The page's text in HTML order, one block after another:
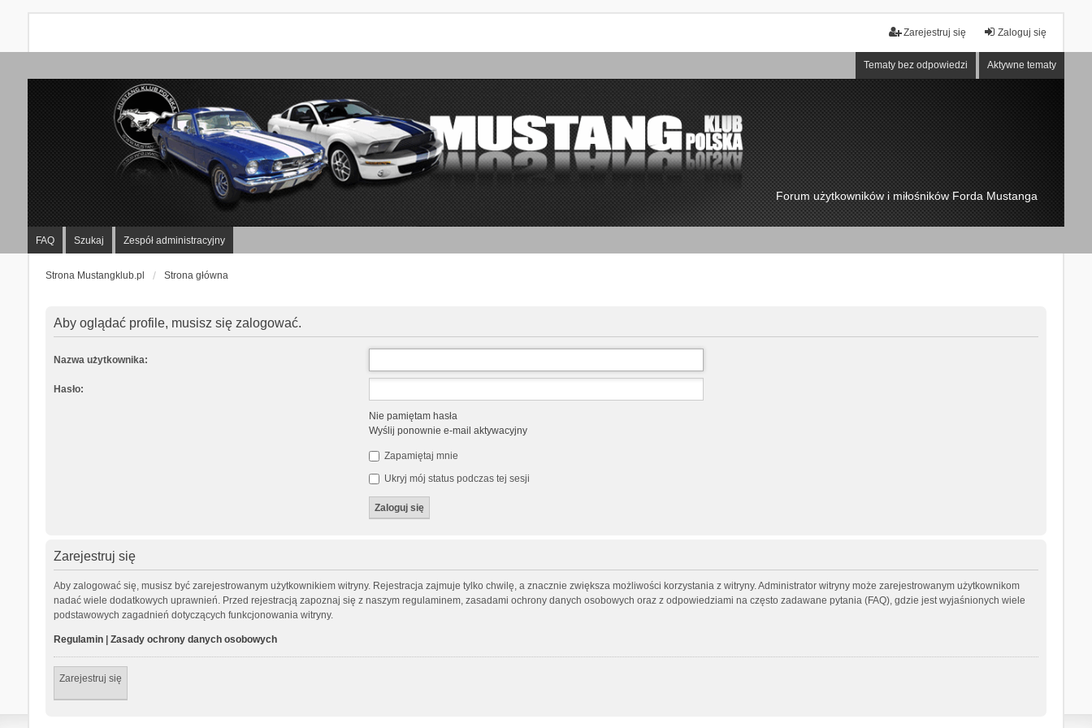
Zaloguj się
Zarejestruj się
Tematy bez odpowiedzi Aktywne tematy
Forum użytkowników i miłośników Forda Mustanga
FAQ Szukaj Zespół administracyjny
Strona Mustangklub.pl Strona główna
Aby oglądać profile, musisz się zalogować.
Nazwa użytkownika:
Hasło:
Nie pamiętam hasła
Wyślij ponownie e-mail aktywacyjny
Zapamiętaj mnie
Ukryj mój status podczas tej sesji
Zarejestruj się
Aby zalogować się, musisz być zarejestrowanym użytkownikiem witryny. Rejestracja zajmuje tylko chwilę, a znacznie zwiększa możliwości korzystania z witryny. Administrator witryny może zarejestrowanym użytkownikom
nadać wiele dodatkowych uprawnień. Przed rejestracją zapoznaj się z naszym regulaminem, zasadami ochrony danych osobowych oraz z odpowiedziami na często zadawane pytania (FAQ), gdzie jest wyjaśnionych wiele
podstawowych zagadnień dotyczących funkcjonowania witryny.
Regulamin| Zasady ochrony danych osobowych
Zarejestruj się